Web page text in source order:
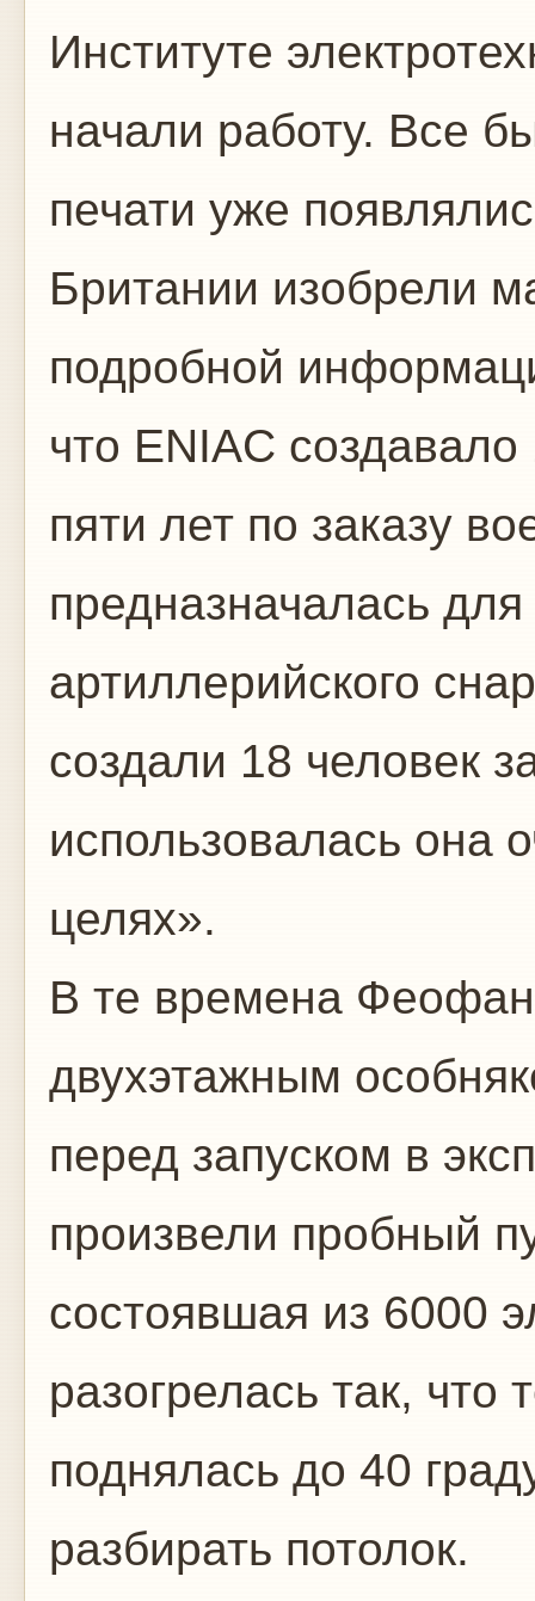
Институте
начали работу. Все
печати уже
Британии изобрели
подробной
что ENIAC
пяти лет по заказу
предназначалась
артиллерийского
создали 18 человек
использовалась она
целях».
В те времена
двухэтажным
перед запуском в
произвели пробный
состоявшая из 6000
разогрелась так,
поднялась до 40
разбирать потолок.